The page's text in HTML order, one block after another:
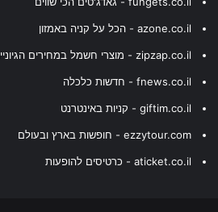
azone.co.il - הכל על קניה באמזון
zipzap.co.il - מוצרי חשמל במחירים הגיוניים
fnews.co.il - חדשות כלכלה
giftim.co.il - קניות באינטרנט
ezzytour.com - חופשות בארץ ובעולם
aticket.co.il - כרטיסים להופעות